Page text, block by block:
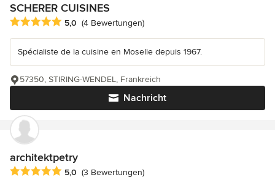
SCHERER CUISINES
Durchschnittliche Bewertung: 5 von 5 Sternen
5,0 (4 Bewertungen)
Spécialiste de la cuisine en Moselle depuis 1967.
Nachricht
57350, STIRING-WENDEL, Frankreich
architektpetry
Durchschnittliche Bewertung: 5 von 5 Sternen
5,0 (3 Bewertungen)